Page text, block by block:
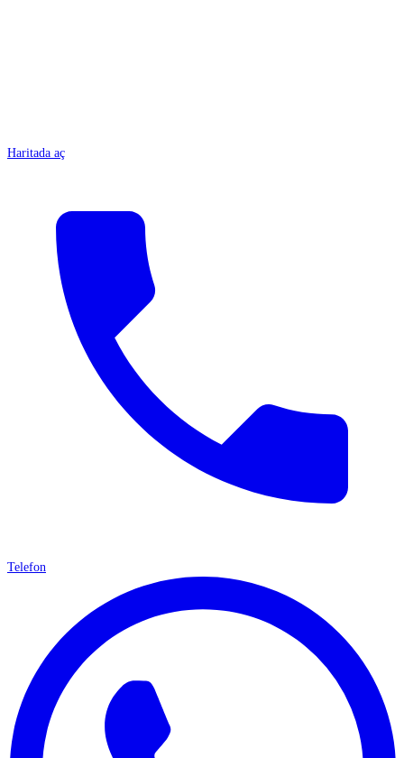
Haritada aç
Telefon